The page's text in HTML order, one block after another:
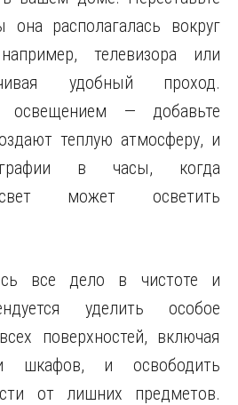
она располагалась вокруг
телевизора или
удобный проход.
освещением — добавьте
теплую атмосферу, и
в часы, когда
может осветить
все дело в чистоте и
уделить особое
поверхностей, включая
шкафов, и освободить
от лишних предметов.